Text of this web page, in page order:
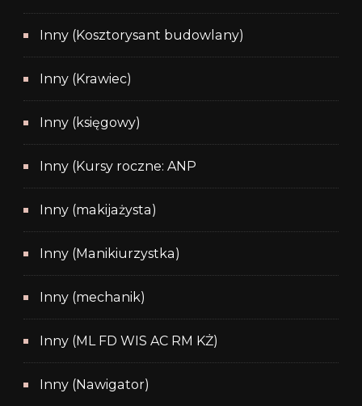
Inny (Kosztorysant budowlany)
Inny (Krawiec)
Inny (księgowy)
Inny (Kursy roczne: ANP
Inny (makijażysta)
Inny (Manikiurzystka)
Inny (mechanik)
Inny (ML FD WIS AC RM KŻ)
Inny (Nawigator)